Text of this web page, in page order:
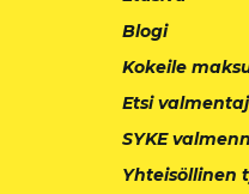
Blogi
Kokeile
Etsi
SYKE
Yhteisöllinen